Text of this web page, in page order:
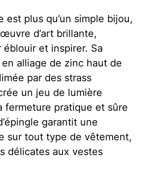
est plus qu’un simple bijou,
d’art brillante,
éblouir et inspirer. Sa
alliage de zinc haut de
par des strass
un jeu de lumière
fermeture pratique et sûre
garantit une
sur tout type de vêtement,
délicates aux vestes